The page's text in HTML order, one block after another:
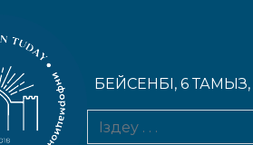
БЕЙСЕНБІ, 6 ТАМЫЗ,